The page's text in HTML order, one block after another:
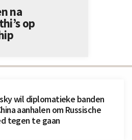
wil diplomatieke banden
aanhalen om Russische
tegen te gaan
na
op